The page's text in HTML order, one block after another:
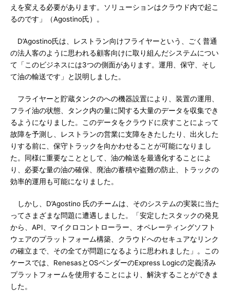
えを変える必要があります。ソリューションはクラウド内で起こ
るのです」（Agostino氏）。
D’Agostino氏は、レストラン向けフライヤーという、ごく普通
の法人客のように思われる顧客向けに取り組んだシステムについ
て「このビジネスには3つの側面があります。運用、保守、そし
て油の輸送です」と説明しました。
フライヤーと貯蔵タンクのへの機器設置により、装置の運用、
フライ油の状態、タンク内の量に関する大量のデータを収集でき
るようになりました。このデータをクラウドに戻すことによって
故障を予測し、レストランの営業に支障をきたしたり、出火した
りする前に、保守トラックを向かわせることが可能になりまし
た。同様に重要なこととして、油の輸送を最適化することによ
り、必要な量の油の確保、廃油の蓄積や盗難の防止、トラックの
効率的運用も可能になりました。
しかし、D’Agostino 氏のチームは、そのシステムの実装に当た
ってさまざまな問題に遭遇しました。「安定したスタックの発見
から、API、マイクロコントローラー、オペレーティングソフト
ウェアのプラットフォーム構築、クラウドへのセキュアなリンク
の確立まで、その全てが問題になるように思われました」。この
ケースでは、RenesasとOSベンダーのExpress Logicの定義済み
プラットフォームを使用することにより、解決することができま
した。